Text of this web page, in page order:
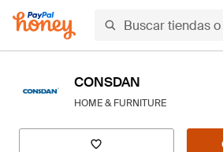
CONSDAN
HOME & FURNITURE